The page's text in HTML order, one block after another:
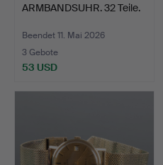
ARMBANDSUHR. 32 Teile.
Beendet 11. Mai 2026
3 Gebote
53 USD